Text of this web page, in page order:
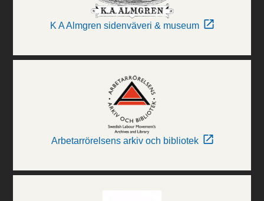
K A Almgren sidenväveri & museum
Arbetarrörelsens arkiv och bibliotek